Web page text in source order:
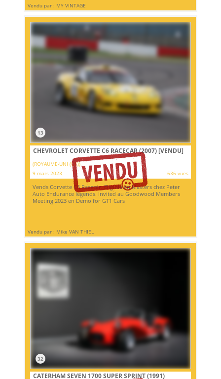
Vendu par : MY VINTAGE
13
CHEVROLET CORVETTE C6 RACECAR (2007)[VENDU]
(ROYAUME-UNI (UK))
9 mars 2023
636 vues
Vends Corvette C6 Racecar. Eligible en Masters chez Peter
Auto Endurance legends. Invited au Goodwood Members
Meeting 2023 en Demo for GT1 Cars
Vendu par : Mike VAN THIEL
32
CATERHAM SEVEN 1700 SUPER SPRINT (1991)